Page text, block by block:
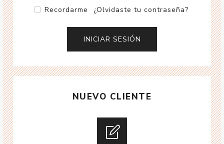
Recordarme ¿Olvidaste tu contraseña?
NUEVO CLIENTE